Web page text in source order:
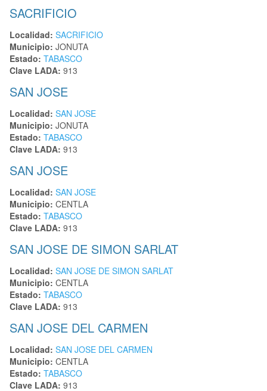
SACRIFICIO
Localidad: SACRIFICIO
Municipio: JONUTA
Estado: TABASCO
Clave LADA: 913
SAN JOSE
Localidad: SAN JOSE
Municipio: JONUTA
Estado: TABASCO
Clave LADA: 913
SAN JOSE
Localidad: SAN JOSE
Municipio: CENTLA
Estado: TABASCO
Clave LADA: 913
SAN JOSE DE SIMON SARLAT
Localidad: SAN JOSE DE SIMON SARLAT
Municipio: CENTLA
Estado: TABASCO
Clave LADA: 913
SAN JOSE DEL CARMEN
Localidad: SAN JOSE DEL CARMEN
Municipio: CENTLA
Estado: TABASCO
Clave LADA: 913